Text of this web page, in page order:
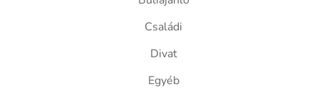
Családi
Divat
Egyéb